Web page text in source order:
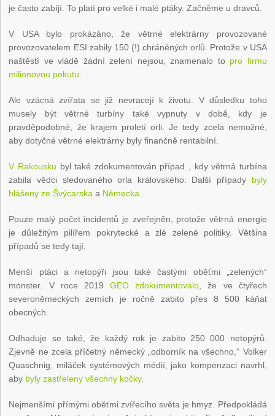
je často zabíjí. To platí pro velké i malé ptáky. Začněme u dravců.
V USA bylo prokázáno, že větrné elektrárny provozované
provozovatelem ESI zabily 150 (!) chráněných orlů. Protože v USA
naštěstí ve vládě žádní zelení nejsou, znamenalo to pro firmu
milionovou pokutu
Ale vzácná zvířata se již nevracejí k životu. V důsledku toho
musely být větrné turbíny také vypnuty v době, kdy je
pravděpodobné, že krajem proletí orli. Je tedy zcela nemožné,
aby dotyčné větrné elektrárny byly finančně rentabilní.
V Rakousku byl také zdokumentován případ , kdy větrná turbína
zabila vědci sledovaného orla královského. Další případy byly
hlášeny ze Švýcarska a Německa
Pouze malý počet incidentů je zveřejněn, protože větrná energie
je důležitým pilířem pokrytecké a zlé zelené politiky. Většina
případů se tedy tají.
Menší ptáci a netopýři jsou také častými oběťmi „zelených“
monster. V roce 2019GEO zdokumentovalo , že ve čtyřech
severoněmeckých zemích je ročně zabito přes 8 500 káňat
obecných.
Odhaduje se také, že každý rok je zabito 250 000 netopýrů.
Zjevně ne zcela příčetný německý „odborník na všechno,“ Volker
Quaschnig, miláček systémových médií, jako kompenzaci navrhl,
aby byly zastřeleny všechny kočky.
Nejmenšími přímými oběťmi zvířecího světa je hmyz. Předpokládá